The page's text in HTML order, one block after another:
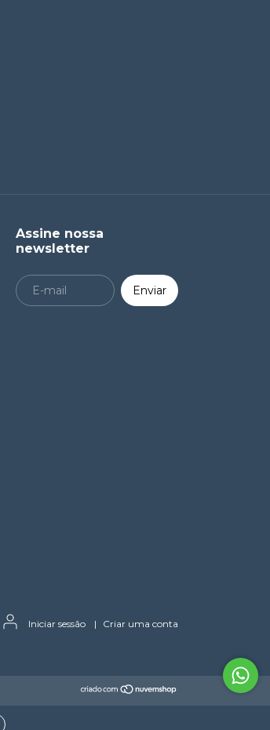
Assine nossa
newsletter
Iniciar sessão | Criar uma conta